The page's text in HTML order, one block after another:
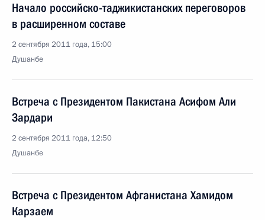
Начало российско-таджикистанских переговоров
в расширенном составе
2 сентября 2011 года, 15:00
Душанбе
Встреча с Президентом Пакистана Асифом Али
Зардари
2 сентября 2011 года, 12:50
Душанбе
Встреча с Президентом Афганистана Хамидом
Карзаем